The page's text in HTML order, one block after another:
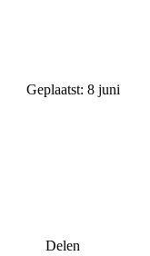
Geplaatst: 8 juni
Delen